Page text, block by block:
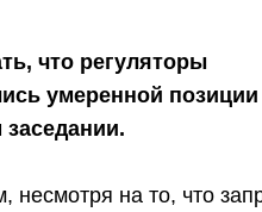
что регуляторы
умеренной позиции
несмотря на то, что